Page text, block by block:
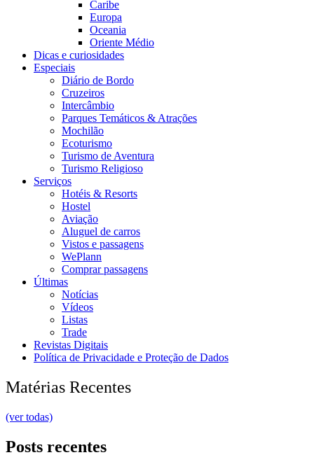
Caribe
Europa
Oceania
Oriente Médio
Dicas e curiosidades
Especiais
Diário de Bordo
Cruzeiros
Intercâmbio
Parques Temáticos & Atrações
Mochilão
Ecoturismo
Turismo de Aventura
Turismo Religioso
Serviços
Hotéis & Resorts
Hostel
Aviação
Aluguel de carros
Vistos e passagens
WePlann
Comprar passagens
Últimas
Notícias
Vídeos
Listas
Trade
Revistas Digitais
Política de Privacidade e Proteção de Dados
Matérias Recentes
(ver todas)
Posts recentes